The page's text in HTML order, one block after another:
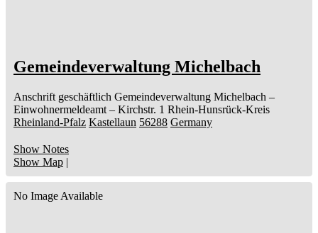
Gemeindeverwaltung Michelbach
Anschrift geschäftlich Gemeindeverwaltung Michelbach –
Einwohnermeldeamt – Kirchstr. 1 Rhein-Hunsrück-Kreis
Rheinland-Pfalz Kastellaun 56288 Germany
Show Notes
Show Map |
No Image Available